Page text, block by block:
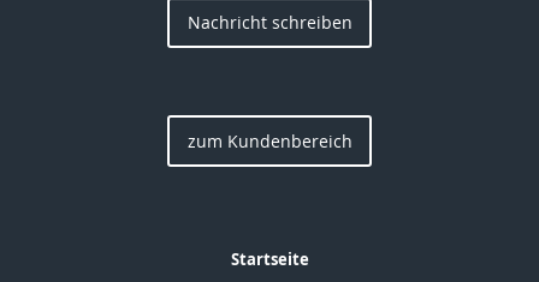
Nachricht schreiben
zum Kundenbereich
Startseite